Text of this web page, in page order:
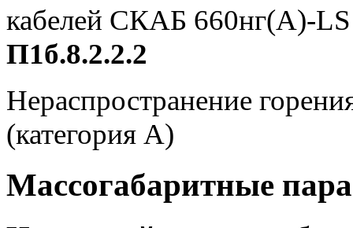
кабелей СКАБ 660нг(А)-
П1б.8.2.2.2
Нераспространение
(категория А)
Массогабаритные